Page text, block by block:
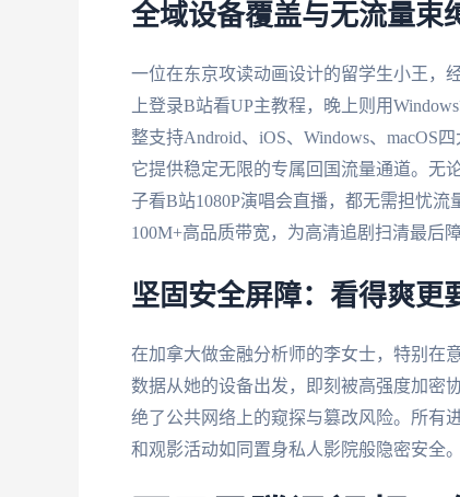
全域设备覆盖与无流量束
一位在东京攻读动画设计的留学生小王，
上登录B站看UP主教程，晚上则用
整支持Android、iOS、Windows、macOS
它提供稳定无限的专属回国流量通道。无
子看B站1080P演唱会直播，都无需担忧
100M+高品质带宽，为高清追剧扫清最后障
坚固安全屏障：看得爽更
在加拿大做金融分析师的李女士，特别在
数据从她的设备出发，即刻被高强度加密
绝了公共网络上的窥探与篡改风险。所有
和观影活动如同置身私人影院般隐密安全。